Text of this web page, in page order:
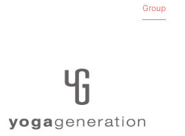
Group